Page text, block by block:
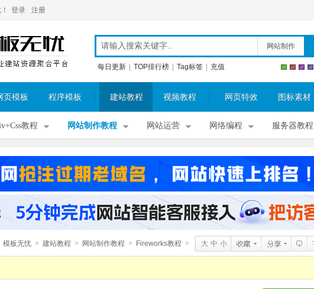
登录 注册
网站制作
每日更新 TOP排行榜 Tag标签 充值
页模板 程序模板 建站教程 视频教程 网页特效 图标素材
教程 网站制作教程 网站运营 网络编程 服务器教程
模板无忧 > 建站教程 > 网站制作教程 > Fireworks教程 > 大 中 小